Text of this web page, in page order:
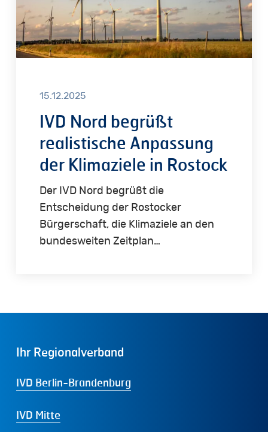
Klimaziele
in
Rostock
15.12.2025
IVD Nord begrüßt
realistische Anpassung
der Klimaziele in Rostock
Der IVD Nord begrüßt die
Entscheidung der Rostocker
Bürgerschaft, die Klimaziele an den
bundesweiten Zeitplan…
Ihr Regionalverband
IVD Berlin-Brandenburg
IVD Mitte